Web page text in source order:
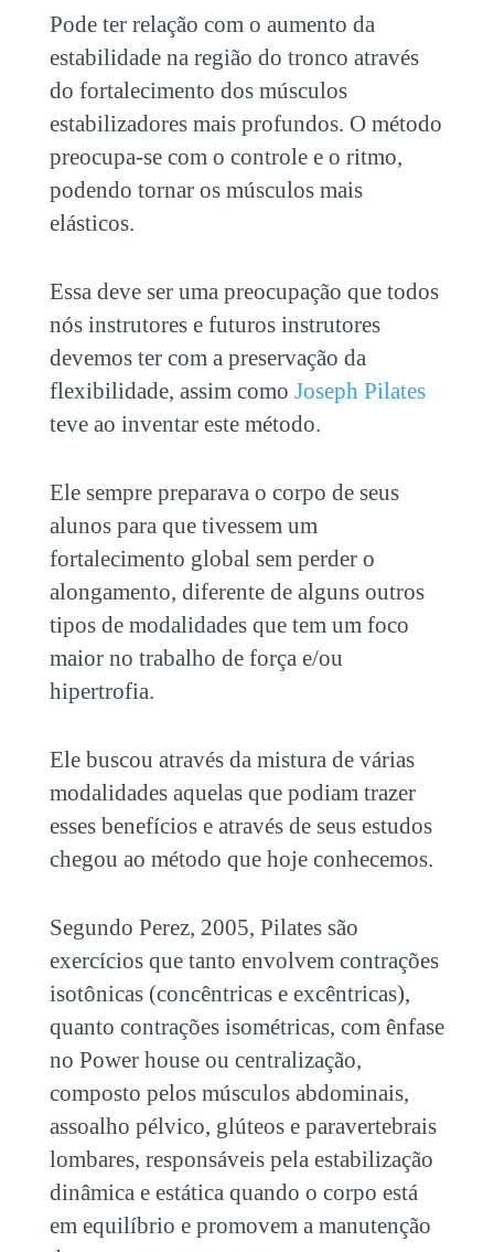
Pode ter relação com o aumento da
estabilidade na região do tronco através
do fortalecimento dos músculos
estabilizadores mais profundos. O método
preocupa-se com o controle e o ritmo,
podendo tornar os músculos mais
elásticos.
Essa deve ser uma preocupação que todos
nós instrutores e futuros instrutores
devemos ter com a preservação da
flexibilidade, assim como Joseph Pilates
teve ao inventar este método.
Ele sempre preparava o corpo de seus
alunos para que tivessem um
fortalecimento global sem perder o
alongamento, diferente de alguns outros
tipos de modalidades que tem um foco
maior no trabalho de força e/ou
hipertrofia.
Ele buscou através da mistura de várias
modalidades aquelas que podiam trazer
esses benefícios e através de seus estudos
chegou ao método que hoje conhecemos.
Segundo Perez, 2005, Pilates são
exercícios que tanto envolvem contrações
isotônicas (concêntricas e excêntricas),
quanto contrações isométricas, com ênfase
no Power house ou centralização,
composto pelos músculos abdominais,
assoalho pélvico, glúteos e paravertebrais
lombares, responsáveis pela estabilização
dinâmica e estática quando o corpo está
em equilíbrio e promovem a manutenção